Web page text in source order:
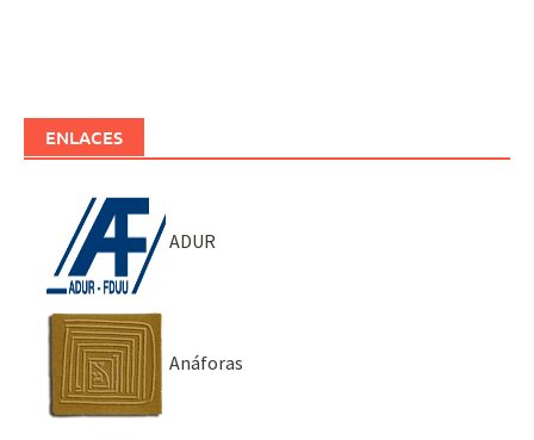
ENLACES
ADUR
Anáforas